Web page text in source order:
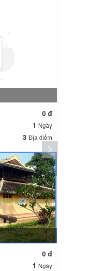
0 đ
1 Ngày
3 Địa điểm
0 đ
1 Ngày